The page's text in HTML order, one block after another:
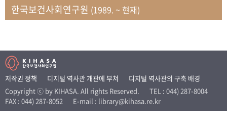
박재빈
연구부 인구역학담당실
변종화
보건정책연구실 건강증진팀
송건용
보건정책연구실
송태민
정보통계연구실 빅데이터연구센터
신희설
사업개발부 국제협력연구실
이규식
의료보험연구실
이문기
훈련부
한국보건사회연구원 (1989. ~ 현재)
저작권 정책 디지털 역사관 개관에 부쳐
디지털 역사관의 구축 배경
Copyright ⓒ by KIHASA. All rights Reserved.
TEL : 044) 287-8004
FAX : 044) 287-8052
E-mail : library@kihasa.re.kr